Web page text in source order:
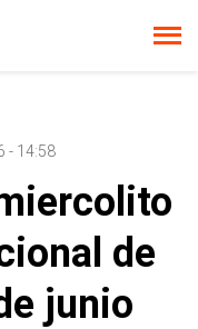
- 14:58
de
junio